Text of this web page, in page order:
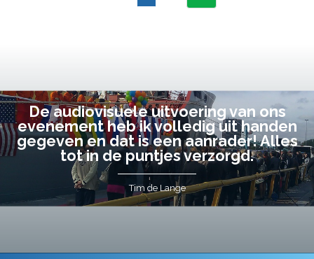
De audiovisuele uitvoering van ons
evenement heb ik volledig uit handen
gegeven en dat is een aanrader! Alles
tot in de puntjes verzorgd.
Tim de Lange